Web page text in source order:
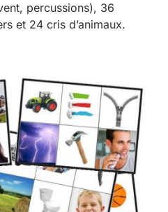
percussions), 36
et 24 cris d’animaux.